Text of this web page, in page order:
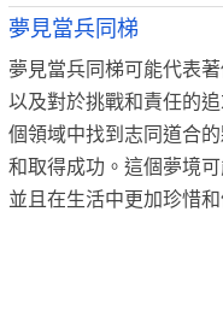
夢見當兵同梯
夢見當兵同梯可能代表
以及對於挑戰和責任的
個領域中找到志同道合
和取得成功。這個夢境
並且在生活中更加珍惜